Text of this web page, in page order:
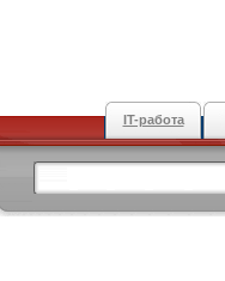
IT-работа